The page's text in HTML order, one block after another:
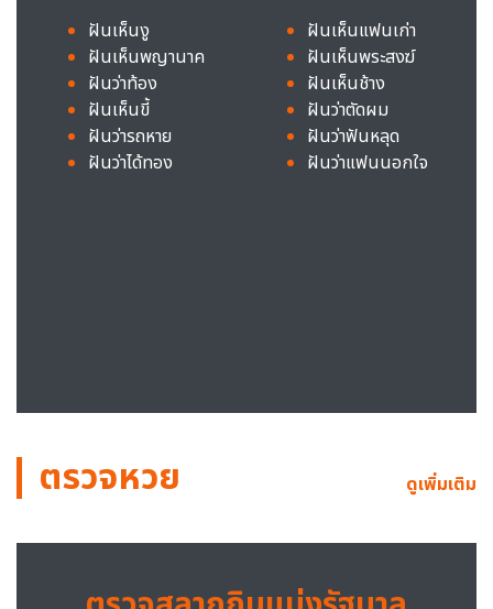
ฝันเห็นงู
ฝันเห็นพญานาค
ฝันว่าท้อง
ฝันเห็นขี้
ฝันว่ารถหาย
ฝันว่าได้ทอง
ฝันเห็นแฟนเก่า
ฝันเห็นพระสงฆ์
ฝันเห็นช้าง
ฝันว่าตัดผม
ฝันว่าฟันหลุด
ฝันว่าแฟนนอกใจ
ตรวจหวย ดูเพิ่มเติม